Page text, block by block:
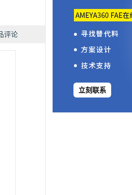
评论
立刻联系